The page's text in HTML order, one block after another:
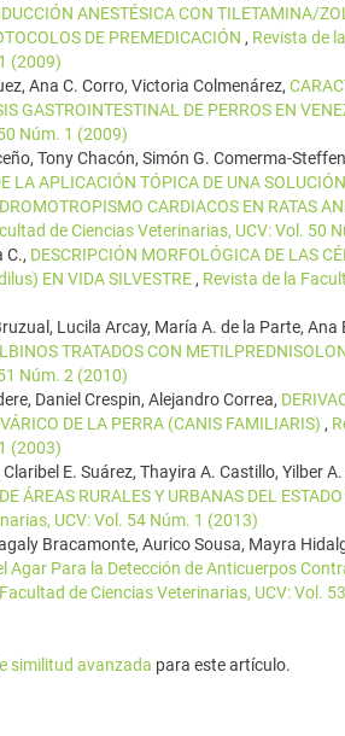
ANESTÉSICA CON TILETAMINA/
DE PREMEDICACIÓN , Revista de
(2009)
Ana C. Corro, Victoria Colmenárez,
GASTROINTESTINAL DE PERROS EN
Núm. 1 (2009)
Tony Chacón, Simón G. Comerma-
LA APLICACIÓN TÓPICA DE UNA
CARDIACOS EN RATAS
de Ciencias Veterinarias, UCV: Vol. 50
C., DESCRIPCIÓN MORFOLÓGICA DE LAS
EN VIDA SILVESTRE , Revista de la
Lucila Arcay, María A. de la Parte, Ana
TRATADOS CON
Núm. 2 (2010)
Daniel Crespin, Alejandro Correa,
DE LA PERRA (CANIS FAMILIARIS) ,
(2003)
E. Suárez, Thayira A. Castillo, Yilber
ÁREAS RURALES Y URBANAS DEL
UCV: Vol. 54 Núm. 1 (2013)
Bracamonte, Aurico Sousa, Mayra
Agar Para la Detección de Anticuerpos
de Ciencias Veterinarias, UCV: Vol.
similitud avanzada para este artículo.